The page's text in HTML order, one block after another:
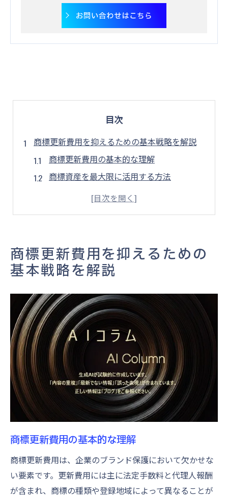
お問い合わせはこちら
目次
商標更新費用を抑えるための基本戦略を解説
商標更新費用の基本的な理解
商標資産を最大限に活用する方法
コスト削減に向けた初期ステップ
成功事例から学ぶ更新戦略
賢い商標管理で更新費用を大幅削減
商標管理の現状を評価する
商標データベースの活用法
費用削減に向けたリスク管理
賢い商標管理による効率化
更新手続きをスムーズにする方法
商標管理の自動化がもたらす効果
商標ポートフォリオの見直しでコスト最適化
ポートフォリオ見直しの必要性
不要な商標の特定と整理
商標ポートフォリオの再構築
見直しによるコスト削減の実現
商標の価値を再評価するプロセス
見直しの頻度とタイミング
商標更新費用を抑えるための
基本戦略を解説
商標更新費用の基本的な理解
商標更新費用は、企業のブランド保護において欠かせな
い要素です。更新費用には主に法定手数料と代理人報酬
が含まれ、商標の種類や登録地域によって異なることが